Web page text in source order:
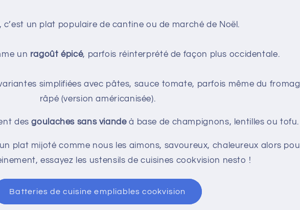
c’est un plat populaire de cantine ou de marché de Noël.
un ragoût épicé, parfois réinterprété de façon plus occidentale.
simplifiées avec pâtes, sauce tomate, parfois même du
râpé (version américanisée).
desgoulaches sans viandeà base de champignons, lentilles ou tofu.
plat mijoté comme nous les aimons, savoureux, chaleureux alors
essayez les ustensils de cuisines cookvision nesto !
Batteries de cuisine empliables cookvision